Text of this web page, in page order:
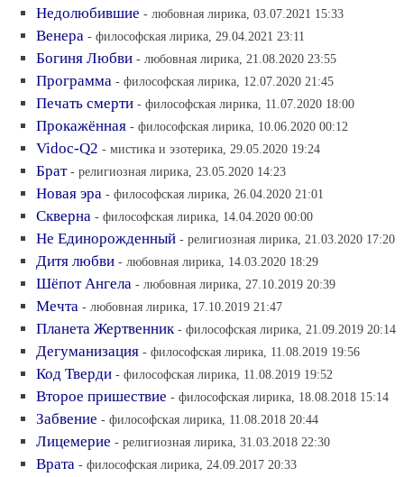
Недолюбившие - любовная лирика, 03.07.2021 15:33
Венера - философская лирика, 29.04.2021 23:11
Богиня Любви - любовная лирика, 21.08.2020 23:55
Программа - философская лирика, 12.07.2020 21:45
Печать смерти - философская лирика, 11.07.2020 18:00
Прокажённая - философская лирика, 10.06.2020 00:12
Vidoc-Q2 - мистика и эзотерика, 29.05.2020 19:24
Брат - религиозная лирика, 23.05.2020 14:23
Новая эра - философская лирика, 26.04.2020 21:01
Скверна - философская лирика, 14.04.2020 00:00
Не Единорожденный - религиозная лирика, 21.03.2020 17:20
Дитя любви - любовная лирика, 14.03.2020 18:29
Шёпот Ангела - любовная лирика, 27.10.2019 20:39
Мечта - любовная лирика, 17.10.2019 21:47
Планета Жертвенник - философская лирика, 21.09.2019 20:14
Дегуманизация - философская лирика, 11.08.2019 19:56
Код Тверди - философская лирика, 11.08.2019 19:52
Второе пришествие - философская лирика, 18.08.2018 15:14
Забвение - философская лирика, 11.08.2018 20:44
Лицемерие - религиозная лирика, 31.03.2018 22:30
Врата - философская лирика, 24.09.2017 20:33